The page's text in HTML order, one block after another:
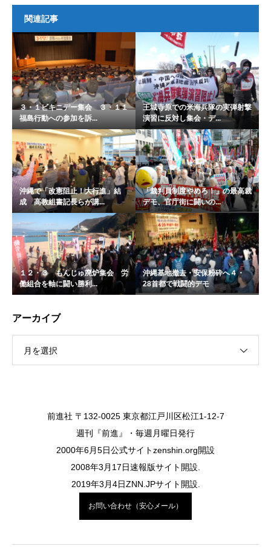
関連記事
３・１ビキニデー集会 ３・１１
福島行動への参加を訴...
王城寺原での米海兵隊の実弾射撃
演習に反対し集会・デ...
沖縄で「改憲阻止！大行進」結
成 高教組書記長らが講...
「裁判員制度やめろ！」の最高裁
デモ、官庁街に闘いの...
１２・３ もんじゅ廃炉集会 労
働組合を軸に闘い勝利...
沖縄基地撤去・安保粉砕へ４・
28首都で戦闘的デモ
アーカイブ
月を選択
前進社 〒132-0025 東京都江戸川区松江1-12-7
週刊『前進』・毎週月曜日発行
2000年6月5日公式サイトzenshin.org開設
2008年3月17日速報版サイト開設.
2019年3月4日ZNN.JPサイト開設.
お問い合わせ（安心メール）